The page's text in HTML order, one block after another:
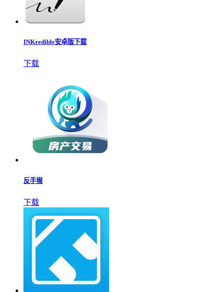
INKredible安卓版下载
下载
反手猴
下载